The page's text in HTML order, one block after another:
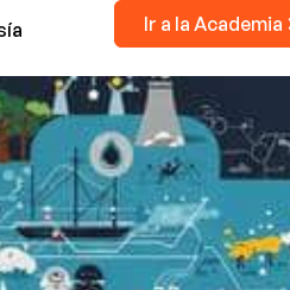
Ir a la Academia